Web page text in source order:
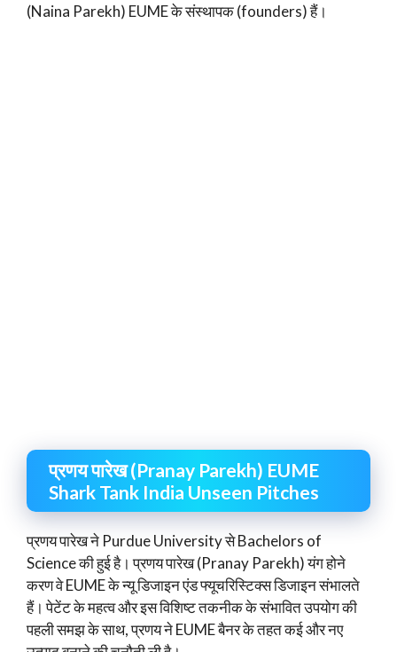
(Naina Parekh) EUME के संस्थापक (founders) हैं।
प्रणय पारेख (Pranay Parekh) EUME
Shark Tank India Unseen Pitches
प्रणय पारेख ने Purdue University से Bachelors of
Science की हुई है। प्रणय पारेख (Pranay Parekh) यंग होने
करण वे EUME के न्यू डिजाइन एंड फ्यूचरिस्टिक्स डिजाइन संभालते
हैं। पेटेंट के महत्व और इस विशिष्ट तकनीक के संभावित उपयोग की
पहली समझ के साथ, प्रणय ने EUME बैनर के तहत कई और नए